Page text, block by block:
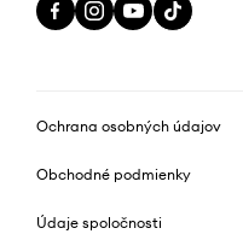
Ochrana osobných údajov
Obchodné podmienky
Údaje spoločnosti